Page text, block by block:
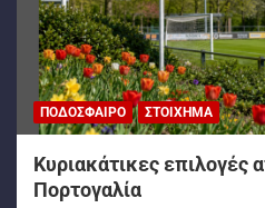
ΠΟΔΌΣΦΑΙΡΟ ΣΤΟΊΧΗΜΑ
Kυριακάτικες επιλογές
Πορτογαλία